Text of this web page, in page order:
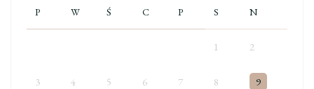
P W Ś C P S N
1 2
3 4 5 6 7 8 9